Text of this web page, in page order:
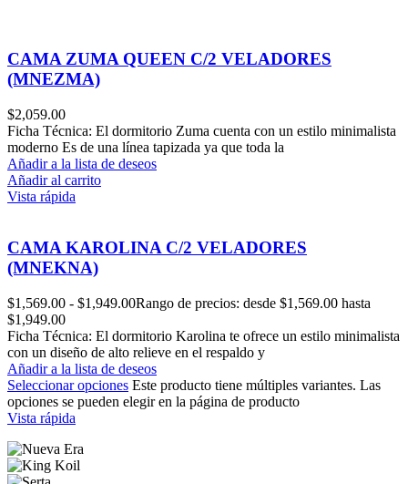
CAMA ZUMA QUEEN C/2 VELADORES
(MNEZMA)
$2,059.00
Ficha Técnica: El dormitorio Zuma cuenta con un estilo minimalista
moderno Es de una línea tapizada ya que toda la
Añadir a la lista de deseos
Añadir al carrito
Vista rápida
CAMA KAROLINA C/2 VELADORES
(MNEKNA)
$1,569.00 - $1,949.00Rango de precios: desde $1,569.00 hasta
$1,949.00
Ficha Técnica: El dormitorio Karolina te ofrece un estilo minimalista
con un diseño de alto relieve en el respaldo y
Añadir a la lista de deseos
Seleccionar opciones Este producto tiene múltiples variantes. Las
opciones se pueden elegir en la página de producto
Vista rápida